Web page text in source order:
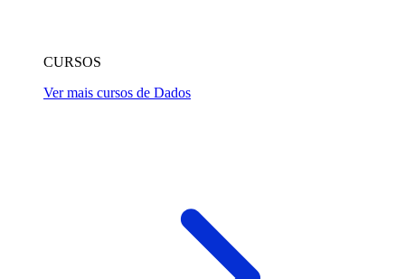
CURSOS
Ver mais cursos de Dados